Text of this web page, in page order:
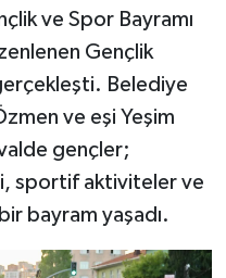
ve Spor Bayramı
Gençlik
Belediye
ve eşi Yeşim
gençler;
sportif aktiviteler ve
bayram yaşadı.